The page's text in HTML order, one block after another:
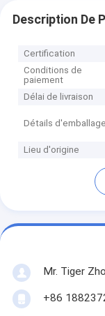
Description De
Certification
Conditions de
paiement
Délai de livraison
Détails d'emballage
Lieu d'origine
Mr. Tiger
+86